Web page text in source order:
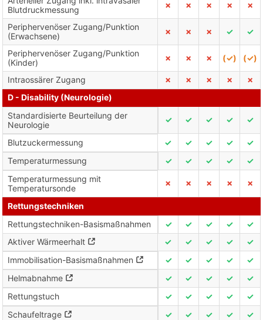
Blutdruckmessung
✗ ✗ ✗ ✗ ✗
Periphervenöser Zugang/Punktion
(Erwachsene)
✗ ✗ ✗ ✓ ✓
Periphervenöser Zugang/Punktion
(Kinder)
✗ ✗ ✗ (✓) (✓)
Intraossärer Zugang ✗ ✗ ✗ ✗
✗
D - Disability (Neurologie)
Standardisierte Beurteilung der
Neurologie
✓ ✓ ✓ ✓ ✓
Blutzuckermessung ✓ ✓ ✓ ✓
✓
Temperaturmessung
✓ ✓ ✓ ✓
✓
Temperaturmessung mit
Temperatursonde
✗ ✗ ✗ ✗ ✗
Rettungstechniken
Rettungstechniken-Basismaßnahmen
✓ ✓ ✓ ✓
✓
Aktiver Wärmeerhalt
✓ ✓ ✓ ✓
✓
Immobilisation-Basismaßnahmen
✓ ✓ ✓ ✓
✓
Helmabnahme
✓ ✓ ✓ ✓
✓
Rettungstuch
✓ ✓ ✓ ✓
✓
Schaufeltrage
✓ ✓ ✓ ✓
✓